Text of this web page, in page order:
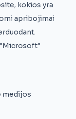
kokios yra
apribojimai
medijos